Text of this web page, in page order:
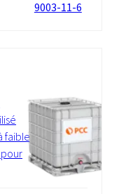
9003-11-6
faible